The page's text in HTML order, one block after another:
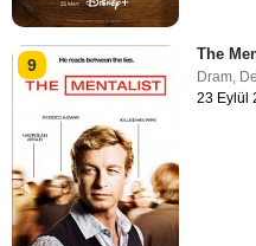
9
The
Dram
23 Eylül